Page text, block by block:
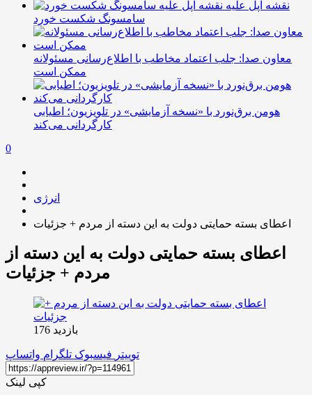
نقشه اپل علیه
سامسونگ شکست خورد
معاون صدا: جلب اعتماد مخاطب با اطلاع‌رسانی مسئولانه
ممکن است
هومن برق‌نورد با «نسخه آزمایشی» در تلویزیون؛ اطیابی
کارگردانی می‌کند
0
انرژی
اعطای بسته حمایتی دولت به این دسته از مردم + جزئیات
اعطای بسته حمایتی دولت به این دسته از
مردم + جزئیات
بازدید 176
توییتر فیسبوک تلگرام واتساپ
کپی لینک